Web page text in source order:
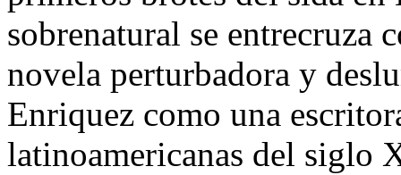
sobrenatural se entrecruza
novela perturbadora y
Enriquez como una
latinoamericanas del siglo